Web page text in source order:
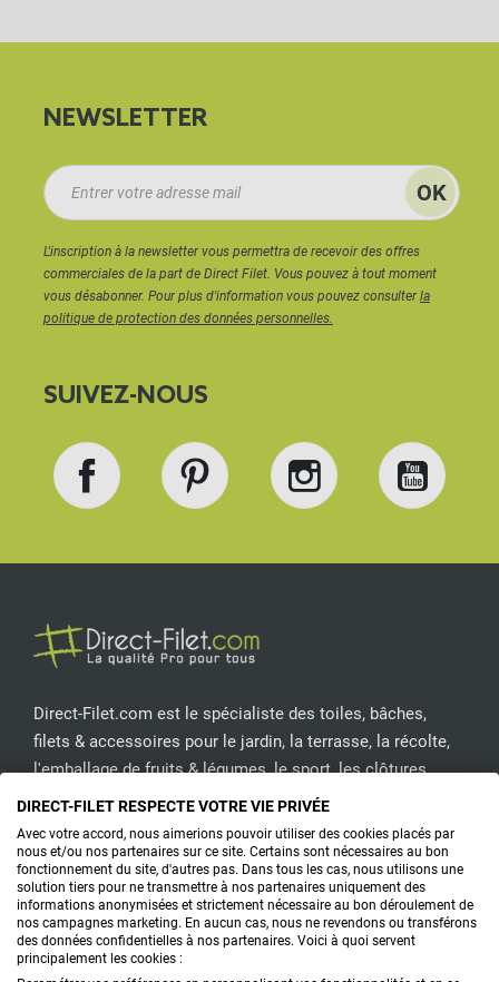
NEWSLETTER
L'inscription à la newsletter vous permettra de recevoir des offres
commerciales de la part de Direct Filet. Vous pouvez à tout moment
vous désabonner. Pour plus d'information vous pouvez consulterla
politique de protection des données personnelles.
SUIVEZ-NOUS
Direct-Filet.com est le spécialiste des toiles, bâches,
filets & accessoires pour le jardin, la terrasse, la récolte,
l'emballage de fruits & légumes, le sport, les clôtures...
CONTACTEZ-NOUS
PRODUITS
CONSEILS
DIRECT-FILET RESPECTE VOTRE VIE PRIVÉE
Avec votre accord, nous aimerions pouvoir utiliser des cookies placés par
nous et/ou nos partenaires sur ce site. Certains sont nécessaires au bon
fonctionnement du site, d'autres pas. Dans tous les cas, nous utilisons une
solution tiers pour ne transmettre à nos partenaires uniquement des
informations anonymisées et strictement nécessaire au bon déroulement de
nos campagnes marketing. En aucun cas, nous ne revendons ou transférons
des données confidentielles à nos partenaires. Voici à quoi servent
principalement les cookies :